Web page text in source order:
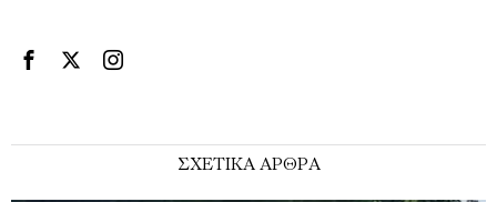
ΣΧΕΤΙΚΑ ΑΡΘΡΑ